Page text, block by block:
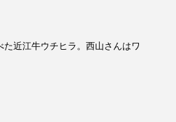
近江牛ウチヒラ。西山さんはワ